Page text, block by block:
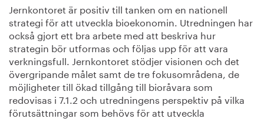
Jernkontoret är positiv till tanken om en nationell
strategi för att utveckla bioekonomin. Utredningen har
också gjort ett bra arbete med att beskriva hur
strategin bör utformas och följas upp för att vara
verkningsfull. Jernkontoret stödjer visionen och det
övergripande målet samt de tre fokusområdena, de
möjligheter till ökad tillgång till bioråvara som
redovisas i 7.1.2 och utredningens perspektiv på vilka
förutsättningar som behövs för att utveckla